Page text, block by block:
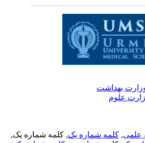
بهداشت
علوم
, کلمه شماره یک, کلمه شماره یک,